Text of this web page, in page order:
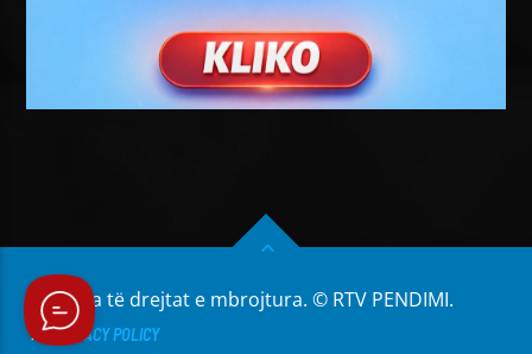
Të gjitha të drejtat e mbrojtura. © RTV PENDIMI.
PRIVACY POLICY